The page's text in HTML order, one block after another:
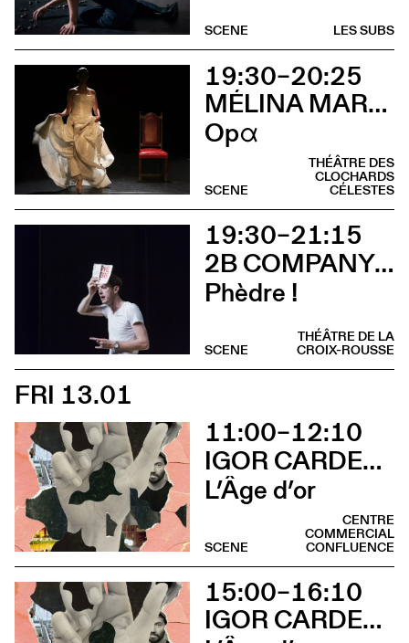
LES SUBS
SCENE
19:30–20:25
MÉLINA MARTIN
Opα
THÉÂTRE DES
CLOCHARDS
CÉLESTES
SCENE
19:30–21:15
2B COMPANY - FRANÇOIS GREMAUD
Phèdre !
THÉÂTRE DE LA
CROIX-ROUSSE
SCENE
FRI 13.01
11:00–12:10
IGOR CARDELLINI & TOMAS GONZALEZ
L’Âge d’or
CENTRE
COMMERCIAL
CONFLUENCE
SCENE
15:00–16:10
IGOR CARDELLINI & TOMAS GONZALEZ